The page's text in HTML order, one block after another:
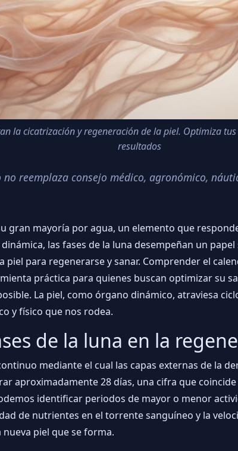
la cicatrización y regeneración de la piel. Optimiza
resultados
reemplaza consejo médico, agronómico,
gran mayoría por agua, un elemento que
las fases de la luna desempeñan un
piel para regenerarse y sanar. Comprender el
práctica para quienes buscan optimizar su
La piel, como órgano dinámico, atraviesa
y físico que nos rodea.
de la luna en la
mediante el cual las capas externas de la
aproximadamente 28 días, una cifra que
identificar periodos de mayor o menor
de nutrientes en el torrente sanguíneo y la
piel que se forma.